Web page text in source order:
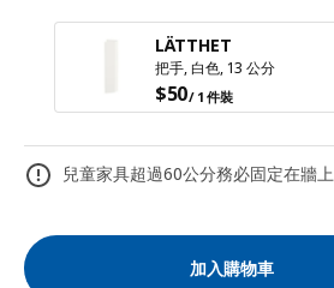
LÄTTHET
把手, 白色, 13 公分
$50/ 1 件裝
兒童家具超過60公分務必固定在牆上
加入購物車